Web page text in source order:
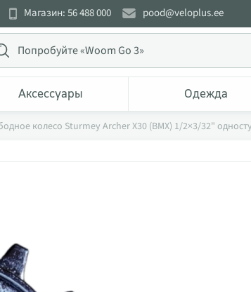
Магазин: 56 488 000 pood@veloplus.ee
Аксессуары Одежда
колесо Sturmey Archer X30 (BMX) 1/2×3/32"